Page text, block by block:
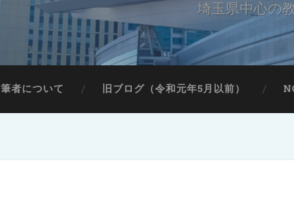
埼玉県中心の
筆者について 旧ブログ（令和元年5月以前）